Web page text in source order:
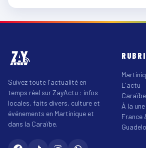
Suivez toute l'actualité en
temps réel sur ZayActu : infos
locales, faits divers, culture et
événements en Martinique et
dans la Caraïbe.
L'actu
À la une
France